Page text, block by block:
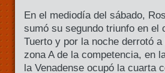
En el mediodía del sábado,
sumó su segundo triunfo en el
Tuerto y por la noche derrotó
zona A de la competencia, en
la Venadense ocupó la cuarta